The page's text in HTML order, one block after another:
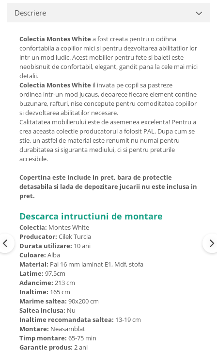
Descriere
Colectia Montes White a fost creata pentru o odihna
confortabila a copiilor mici si pentru dezvoltarea abilitatilor lor
intr-un mod ludic. Acest mobilier pentru fete si baieti este
neobisnuit de confortabil, elegant, gandit pana la cele mai mici
detalii.
Colectia Montes White il invata pe copil sa pastreze
ordinea intr-un mod jucaus, deoarece fiecare element contine
buzunare, rafturi, nise concepute pentru comoditatea copiilor
si dezvoltarea abilitatilor necesare.
Calitatatea mobilierului este de asemenea excelenta! Pentru a
crea aceasta colectie producatorul a folosit PAL. Dupa cum se
stie, un astfel de material este renumit nu numai pentru
durabitatea si siguranta mediului, ci si pentru preturile
accesibile.
Copertina este include in pret, bara de protectie
detasabila si lada de depozitare jucarii nu este inclusa in
pret.
Descarca intructiuni de montare
Colectia: Montes White
Producator: Cilek Turcia
Durata utilizare: 10 ani
Culoare: Alba
Material: Pal 16 mm laminat E1, Mdf, stofa
Latime: 97,5cm
Adancime: 213 cm
Inaltime: 165 cm
Marime saltea: 90x200 cm
Saltea inclusa: Nu
Inaltime recomandata saltea: 13-19 cm
Montare: Neasamblat
Timp montare: 65-75 min
Garantie produs: 2 ani